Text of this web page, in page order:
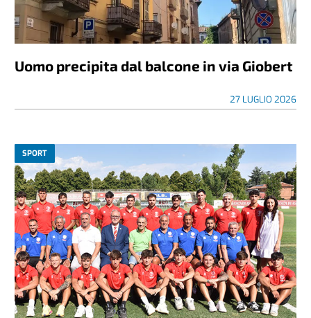
Uomo precipita dal balcone in via Giobert
27 LUGLIO 2026
SPORT